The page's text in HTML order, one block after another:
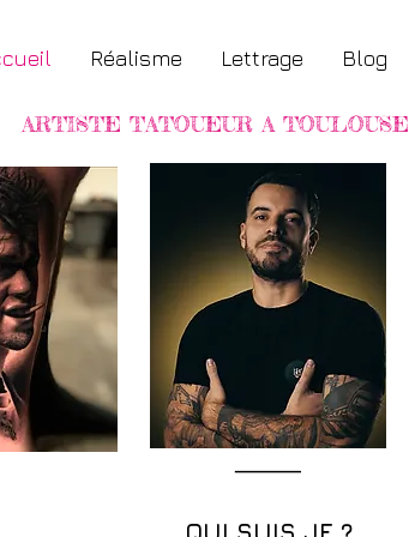
Réalisme Lettrage Blog
ARTISTE TATOUEUR A TOULOUSE
⸻